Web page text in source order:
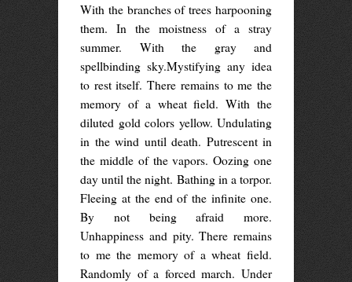
With the branches of trees harpooning
them. In the moistness of a stray
summer. With the gray and
spellbinding sky.Mystifying any idea
to rest itself. There remains to me the
memory of a wheat field. With the
diluted gold colors yellow. Undulating
in the wind until death. Putrescent in
the middle of the vapors. Oozing one
day until the night. Bathing in a torpor.
Fleeing at the end of the infinite one.
By not being afraid more.
Unhappiness and pity. There remains
to me the memory of a wheat field.
Randomly of a forced march. Under